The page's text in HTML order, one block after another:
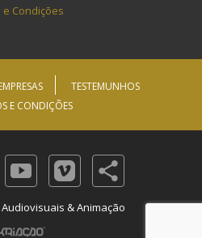
e Condições
TESTEMUNHOS
E CONDIÇÕES
& Animação